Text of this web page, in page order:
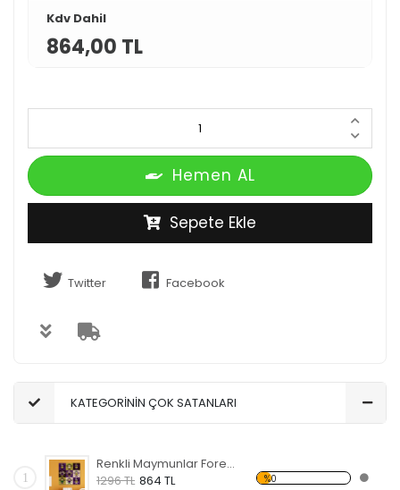
Kdv Dahil
864,00 TL
Hemen AL
Sepete Ekle
Twitter Facebook
KATEGORİNİN ÇOK SATANLARI
1
Renkli Maymunlar Forex Tablo
1296 TL 864 TL %0